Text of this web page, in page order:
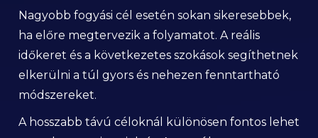
Nagyobb fogyási cél esetén sokan sikeresebbek,
ha előre megtervezik a folyamatot. A reális
időkeret és a következetes szokások segíthetnek
elkerülni a túl gyors és nehezen fenntartható
módszereket.
A hosszabb távú céloknál különösen fontos lehet